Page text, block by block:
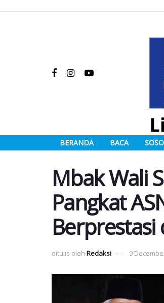
BERANDA BACA
Mbak Wali
Pangkat
Berprestasi
ditulis oleh Redaksi 9